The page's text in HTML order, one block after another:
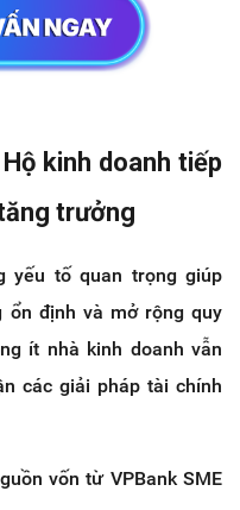
kinh doanh tiếp
trưởng
yếu tố quan trọng giúp
ổn định và mở rộng quy
ít nhà kinh doanh vẫn
các giải pháp tài chính
vốn từ VPBank SME